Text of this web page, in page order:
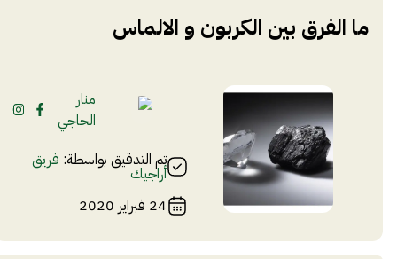
ما الفرق بين الكربون و الالماس
منار
الحاجي
تم التدقيق بواسطة: فريق
أراجيك
24 فبراير 2020